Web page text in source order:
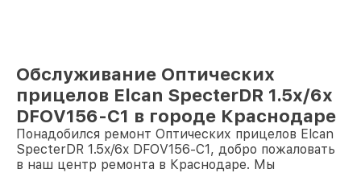
Обслуживание Оптических
прицелов Elcan SpecterDR 1.5x/6x
DFOV156-C1 в городе Краснодаре
Понадобился ремонт Оптических прицелов Elcan
SpecterDR 1.5x/6x DFOV156-C1, добро пожаловать
в наш центр ремонта в Краснодаре. Мы